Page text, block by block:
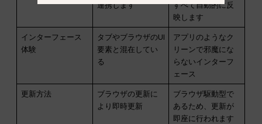
連携します
すべて自動的に反
映します
インターフェース
体験
タブやブラウザのUI
要素と混在してい
る
アプリのようなク
リーンで邪魔にな
らないインターフ
ェース
更新方法
ブラウザの更新に
より即時更新
ブラウザ駆動型で
あるため、更新が
即座に行われます